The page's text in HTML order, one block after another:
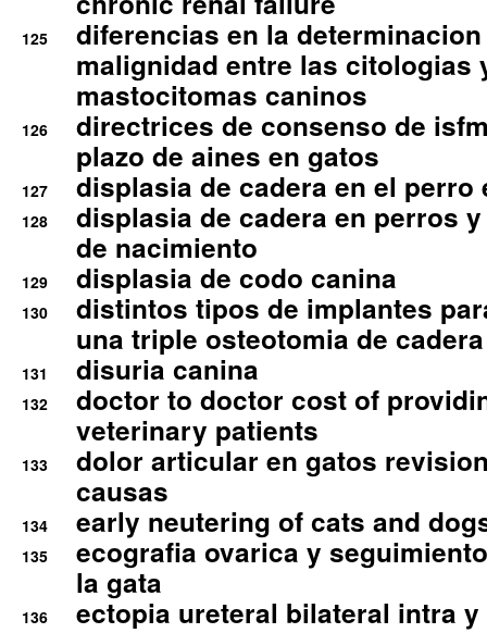
125
diferencias en la
malignidad entre las citologias
mastocitomas caninos
126
directrices de consenso de
plazo de aines en gatos
127 displasia de cadera en el perro
128
displasia de cadera en perros
de nacimiento
129 displasia de codo canina
130
distintos tipos de implantes
una triple osteotomia de cadera
131 disuria canina
132
doctor to doctor cost of
veterinary patients
133
dolor articular en gatos
causas
134 early neutering of cats and
135
ecografia ovarica y
la gata
136 ectopia ureteral bilateral intra